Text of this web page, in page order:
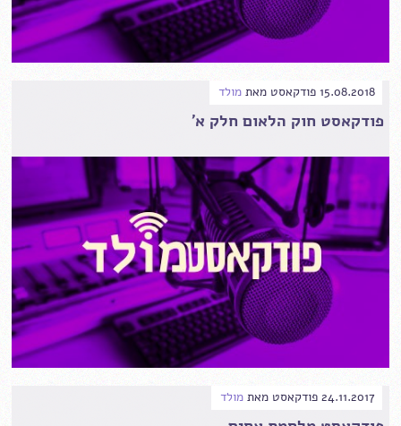
15.08.2018 פודקאסט מאת מולד
פודקאסט חוק הלאום חלק א'
24.11.2017 פודקאסט מאת מולד